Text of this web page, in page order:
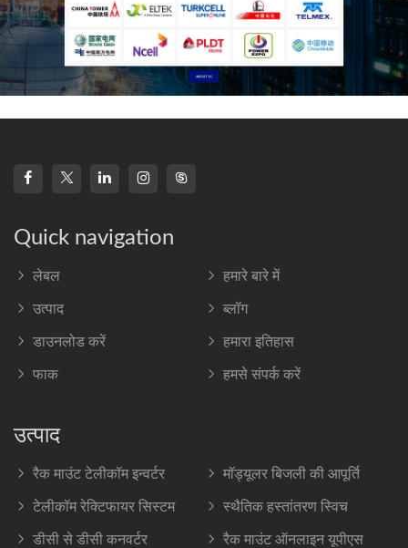
Quick navigation
लेबल हमारे बारे में
उत्पाद ब्लॉग
डाउनलोड करें हमारा इतिहास
फाक हमसे संपर्क करें
उत्पाद
रैक माउंट टेलीकॉम इन्वर्टर मॉड्यूलर बिजली की आपूर्ति
टेलीकॉम रेक्टिफायर सिस्टम स्थैतिक हस्तांतरण स्विच
डीसी से डीसी कनवर्टर रैक माउंट ऑनलाइन यूपीएस